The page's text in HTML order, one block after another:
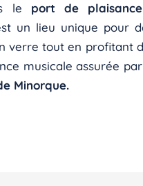
le port de
un lieu unique pour
verre tout en profitant
musicale assurée
Minorque.